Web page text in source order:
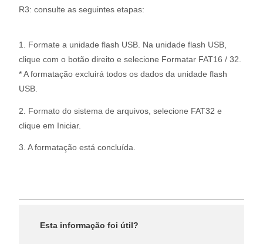
R3: consulte as seguintes etapas:
1. Formate a unidade flash USB. Na unidade flash USB,
clique com o botão direito e selecione Formatar FAT16 / 32.
* A formatação excluirá todos os dados da unidade flash
USB.
2. Formato do sistema de arquivos, selecione FAT32 e
clique em Iniciar.
3. A formatação está concluída.
Esta informação foi útil?